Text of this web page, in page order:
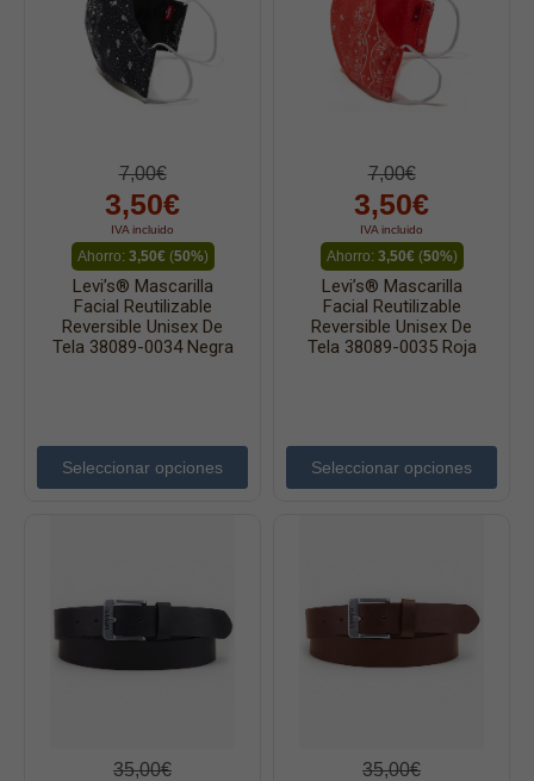
7,00€
3,50€
IVA incluido
Ahorro: 3,50€(50%)
Levi’s® Mascarilla
Facial Reutilizable
Reversible Unisex De
Tela 38089-0034 Negra
Seleccionar opciones
7,00€
3,50€
IVA incluido
Ahorro: 3,50€(50%)
Levi’s® Mascarilla
Facial Reutilizable
Reversible Unisex De
Tela 38089-0035 Roja
Seleccionar opciones
35,00€ 35,00€